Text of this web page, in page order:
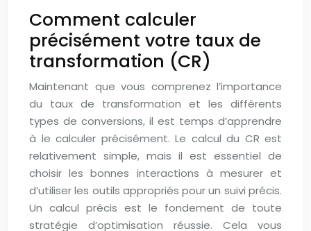
Comment calculer
précisément votre taux de
transformation (CR)
Maintenant que vous comprenez l’importance
du taux de transformation et les différents
types de conversions, il est temps d’apprendre
à le calculer précisément. Le calcul du CR est
relativement simple, mais il est essentiel de
choisir les bonnes interactions à mesurer et
d’utiliser les outils appropriés pour un suivi précis.
Un calcul précis est le fondement de toute
stratégie d’optimisation réussie. Cela vous